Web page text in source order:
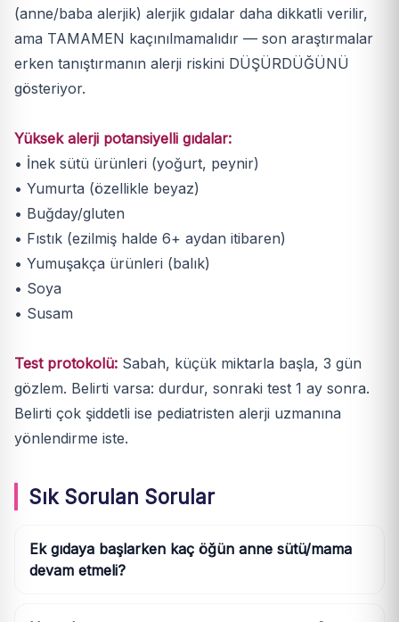
(anne/baba alerjik) alerjik gıdalar daha dikkatli verilir,
ama TAMAMEN kaçınılmamalıdır — son araştırmalar
erken tanıştırmanın alerji riskini DÜŞÜRDÜĞÜNÜ
gösteriyor.
Yüksek alerji potansiyelli gıdalar:
• İnek sütü ürünleri (yoğurt, peynir)
• Yumurta (özellikle beyaz)
• Buğday/gluten
• Fıstık (ezilmiş halde 6+ aydan itibaren)
• Yumuşakça ürünleri (balık)
• Soya
• Susam
Test protokolü: Sabah, küçük miktarla başla, 3 gün
gözlem. Belirti varsa: durdur, sonraki test 1 ay sonra.
Belirti çok şiddetli ise pediatristen alerji uzmanına
yönlendirme iste.
Sık Sorulan Sorular
Ek gıdaya başlarken kaç öğün anne sütü/mama
devam etmeli?